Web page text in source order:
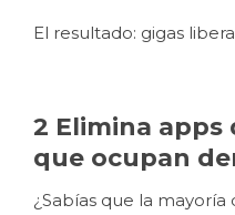
El resultado: gigas
2 Elimina apps
que ocupan
¿Sabías que la